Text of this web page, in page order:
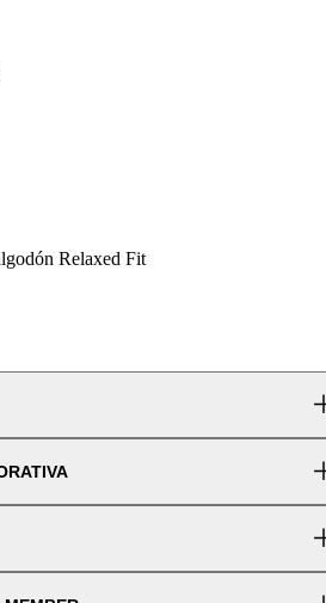
Relaxed Fit